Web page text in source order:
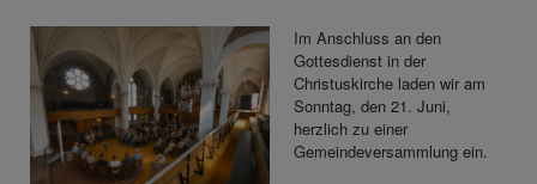
Im Anschluss an den
Gottesdienst in der
Christuskirche laden wir am
Sonntag, den 21. Juni,
herzlich zu einer
Gemeindeversammlung ein.